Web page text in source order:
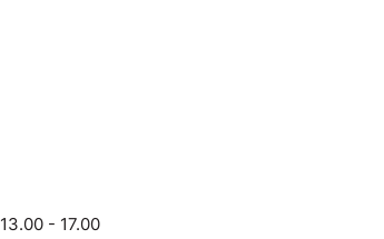
13.00 - 17.00